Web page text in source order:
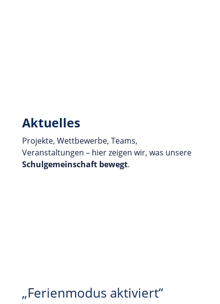
Aktuelles
Projekte, Wettbewerbe, Teams,
Veranstaltungen – hier zeigen wir, was unsere
Schulgemeinschaft bewegt.
„Ferienmodus aktiviert“